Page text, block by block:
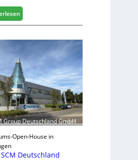
s
c
h
f
s
j
a
h
r
:
V
r
r
e
t
e
r
f
ü
r
D
c
Group Deutschland GmbH
Open-House in
Deutschland